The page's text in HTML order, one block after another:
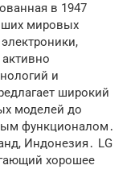
в 1947
мировых
и
широкий
моделей до
функционалом․
Индонезия․ LG
хорошее